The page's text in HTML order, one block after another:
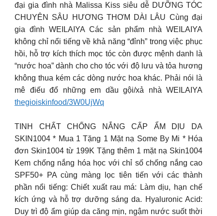
đại gia đình nhà Malissa Kiss siêu dễ DƯỠNG TÓC
CHUYÊN SÂU HƯƠNG THƠM DÀI LÂU Cùng đại
gia đình WEILAIYA Các sản phẩm nhà WEILAIYA
không chỉ nổi tiếng về khả năng “đỉnh” trong việc phục
hồi, hỗ trợ kích thích mọc tóc còn được mệnh danh là
“nước hoa” dành cho cho tóc với độ lưu và tỏa hương
không thua kém các dòng nước hoa khác. Phải nói là
mê điếu đổ những em dầu gội/xả nhà WEILAIYA
thegioiskinfood/3W0UjWq
TINH CHẤT CHỐNG NẮNG CẤP ẨM DỊU DA
SKIN1004 * Mua 1 Tặng 1 Mặt nạ Some By Mi * Hóa
đơn Skin1004 từ 199K Tặng thêm 1 mặt nạ Skin1004
Kem chống nắng hóa học với chỉ số chống nắng cao
SPF50+ PA cùng màng lọc tiên tiến với các thành
phần nổi tiếng: Chiết xuất rau má: Làm dịu, hạn chế
kích ứng và hỗ trợ dưỡng sáng da. Hyaluronic Acid:
Duy trì độ ẩm giúp da căng mịn, ngậm nước suốt thời